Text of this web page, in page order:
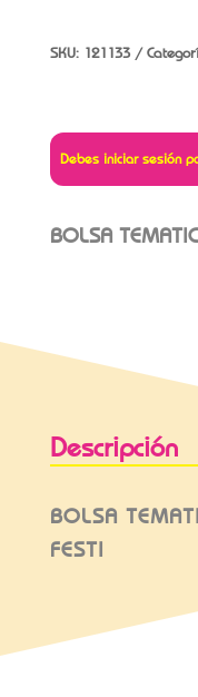
SKU: 121133
Debes iniciar sesión
BOLSA
Descripción
BOLSA
FESTI